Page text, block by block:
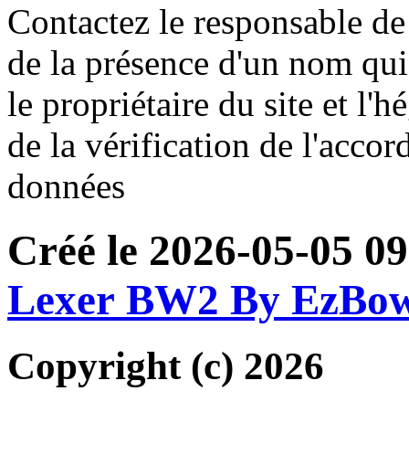
Contactez le responsable
de la présence d'un nom
le propriétaire du site et
de la vérification de
données
Créé le 2026-05-05
Lexer BW2 By
Copyright (c) 2026